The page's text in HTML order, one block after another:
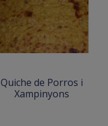
Quiche de Porros i
Xampinyons